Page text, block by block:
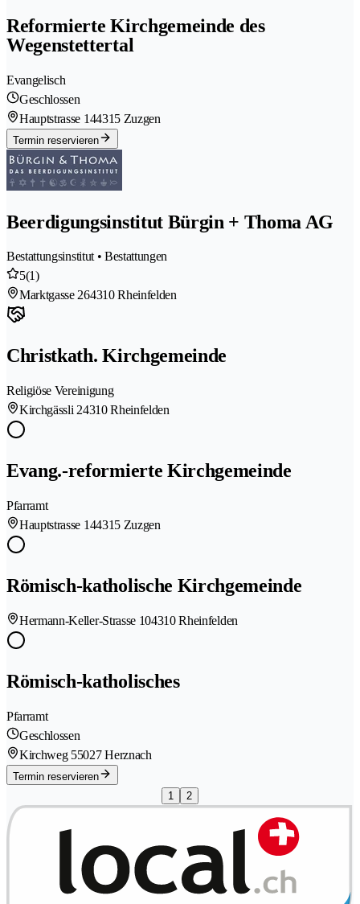
Reformierte Kirchgemeinde des
Wegenstettertal
Evangelisch
Geschlossen
Hauptstrasse 144315 Zuzgen
Termin reservieren
Beerdigungsinstitut Bürgin + Thoma AG
Bestattungsinstitut • Bestattungen
5(1)
Marktgasse 264310 Rheinfelden
Christkath. Kirchgemeinde
Religiöse Vereinigung
Kirchgässli 24310 Rheinfelden
Evang.-reformierte Kirchgemeinde
Pfarramt
Hauptstrasse 144315 Zuzgen
Römisch-katholische Kirchgemeinde
Hermann-Keller-Strasse 104310 Rheinfelden
Römisch-katholisches
Pfarramt
Geschlossen
Kirchweg 55027 Herznach
Termin reservieren
1
2